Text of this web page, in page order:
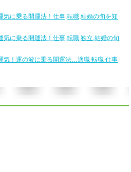
に乗る開運法！仕事,転職,結婚の旬を知
に乗る開運法！仕事,転職,独立,結婚の旬
気！運の波に乗る開運法…適職 転職 仕事